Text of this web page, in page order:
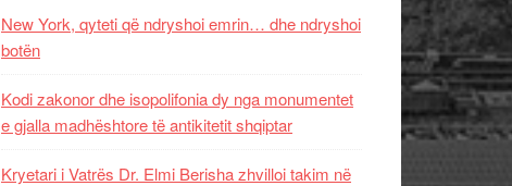
New York, qyteti që ndryshoi emrin… dhe ndryshoi
botën
Kodi zakonor dhe isopolifonia dy nga monumentet
e gjalla madhështore të antikitetit shqiptar
Kryetari i Vatrës Dr. Elmi Berisha zhvilloi takim në